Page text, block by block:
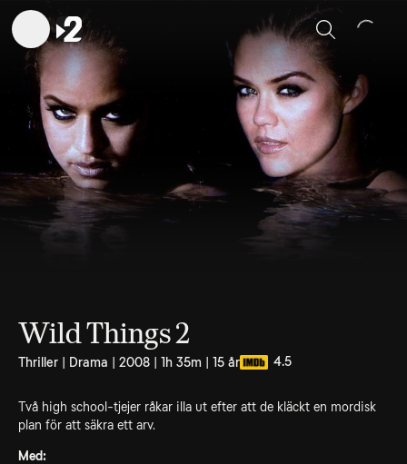
Sök
Wild Things 2
Thriller | Drama | 2008 | 1h 35m | 15 år 4.5
Två high school-tjejer råkar illa ut efter att de kläckt en mordisk
plan för att säkra ett arv.
Med: